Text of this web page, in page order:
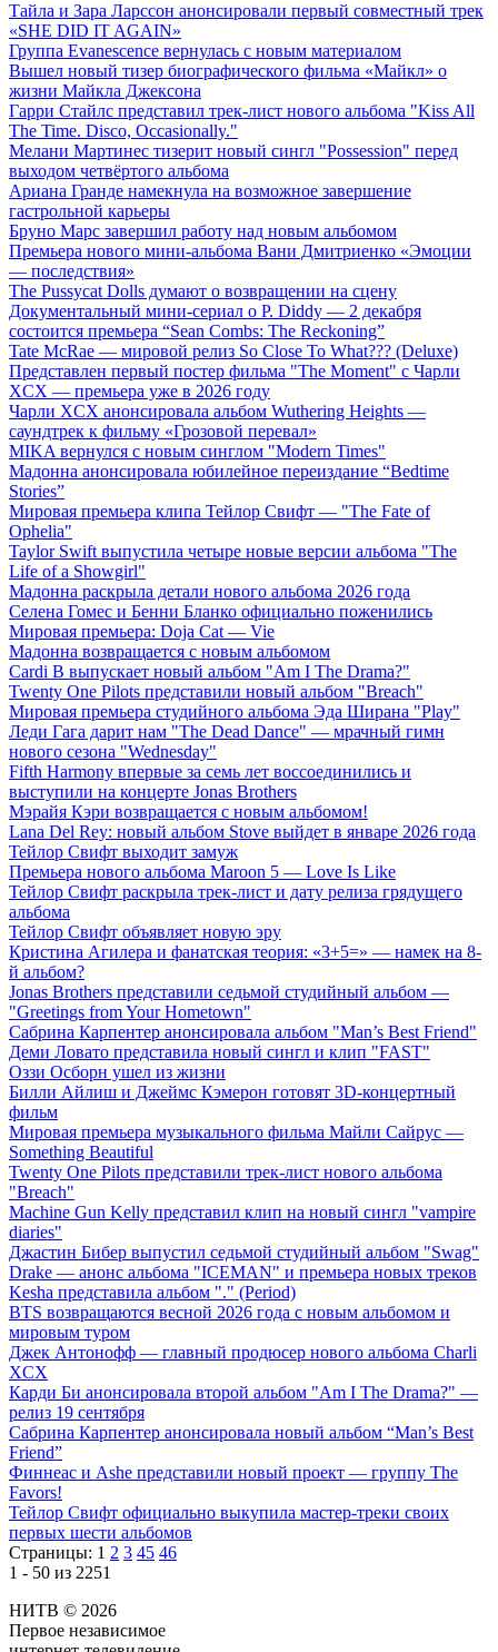
Тайла и Зара Ларссон анонсировали первый совместный трек
«SHE DID IT AGAIN»
Группа Evanescence вернулась с новым материалом
Вышел новый тизер биографического фильма «Майкл» о
жизни Майкла Джексона
Гарри Стайлс представил трек-лист нового альбома "Kiss All
The Time. Disco, Occasionally."
Мелани Мартинес тизерит новый сингл "Possession" перед
выходом четвёртого альбома
Ариана Гранде намекнула на возможное завершение
гастрольной карьеры
Бруно Марс завершил работу над новым альбомом
Премьера нового мини-альбома Вани Дмитриенко «Эмоции
— последствия»
The Pussycat Dolls думают о возвращении на сцену
Документальный мини-сериал о P. Diddy — 2 декабря
состоится премьера “Sean Combs: The Reckoning”
Tate McRae — мировой релиз So Close To What??? (Deluxe)
Представлен первый постер фильма "The Moment" с Чарли
XCX — премьера уже в 2026 году
Чарли XCX анонсировала альбом Wuthering Heights —
саундтрек к фильму «Грозовой перевал»
MIKA вернулся с новым синглом "Modern Times"
Мадонна анонсировала юбилейное переиздание “Bedtime
Stories”
Мировая премьера клипа Тейлор Свифт — "The Fate of
Ophelia"
Taylor Swift выпустила четыре новые версии альбома "The
Life of a Showgirl"
Мадонна раскрыла детали нового альбома 2026 года
Селена Гомес и Бенни Бланко официально поженились
Мировая премьера: Doja Cat — Vie
Мадонна возвращается с новым альбомом
Cardi B выпускает новый альбом "Am I The Drama?"
Twenty One Pilots представили новый альбом "Breach"
Мировая премьера студийного альбома Эда Ширана "Play"
Леди Гага дарит нам "The Dead Dance" — мрачный гимн
нового сезона "Wednesday"
Fifth Harmony впервые за семь лет воссоединились и
выступили на концерте Jonas Brothers
Мэрайя Кэри возвращается с новым альбомом!
Lana Del Rey: новый альбом Stove выйдет в январе 2026 года
Тейлор Свифт выходит замуж
Премьера нового альбома Maroon 5 — Love Is Like
Тейлор Свифт раскрыла трек-лист и дату релиза грядущего
альбома
Тейлор Свифт объявляет новую эру
Кристина Агилера и фанатская теория: «3+5=» — намек на 8-
й альбом?
Jonas Brothers представили седьмой студийный альбом —
"Greetings from Your Hometown"
Сабрина Карпентер анонсировала альбом "Man’s Best Friend"
Деми Ловато представила новый сингл и клип "FAST"
Оззи Осборн ушел из жизни
Билли Айлиш и Джеймс Кэмерон готовят 3D-концертный
фильм
Мировая премьера музыкального фильма Майли Сайрус —
Something Beautiful
Twenty One Pilots представили трек-лист нового альбома
"Breach"
Machine Gun Kelly представил клип на новый сингл "vampire
diaries"
Джастин Бибер выпустил седьмой студийный альбом "Swag"
Drake — анонс альбома "ICEMAN" и премьера новых треков
Kesha представила альбом "." (Period)
BTS возвращаются весной 2026 года с новым альбомом и
мировым туром
Джек Антонофф — главный продюсер нового альбома Charli
XCX
Карди Би анонсировала второй альбом "Am I The Drama?" —
релиз 19 сентября
Сабрина Карпентер анонсировала новый альбом “Man’s Best
Friend”
Финнеас и Ashe представили новый проект — группу The
Favors!
Тейлор Свифт официально выкупила мастер-треки своих
первых шести альбомов
Страницы: 1 2 3 45 46
1 - 50 из 2251
НИТВ © 2026
Первое независимое